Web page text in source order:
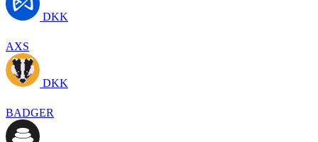
DKK
AXS
DKK
BADGER